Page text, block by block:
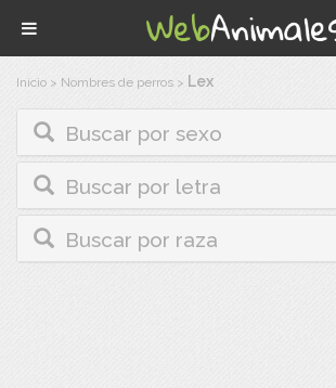
Inicio > Nombres de perros > Lex
Buscar por sexo
Buscar por letra
Buscar por raza